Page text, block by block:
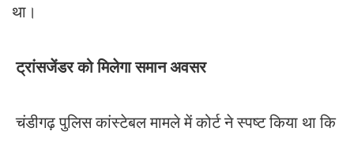
था।
ट्रांसजेंडर को मिलेगा समान अवसर
चंडीगढ़ पुलिस कांस्टेबल मामले में कोर्ट ने स्पष्ट किया था कि